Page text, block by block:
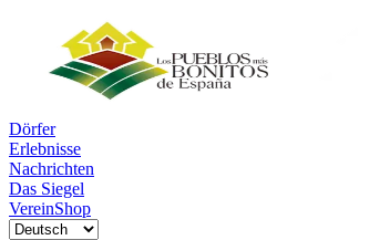
Dörfer
Erlebnisse
Nachrichten
Das Siegel
VereinShop